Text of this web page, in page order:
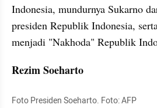
Indonesia, mundurnya Sukarno
presiden Republik Indonesia,
menjadi "Nakhoda" Republik
Rezim Soeharto
Foto Presiden Soeharto. Foto: AFP